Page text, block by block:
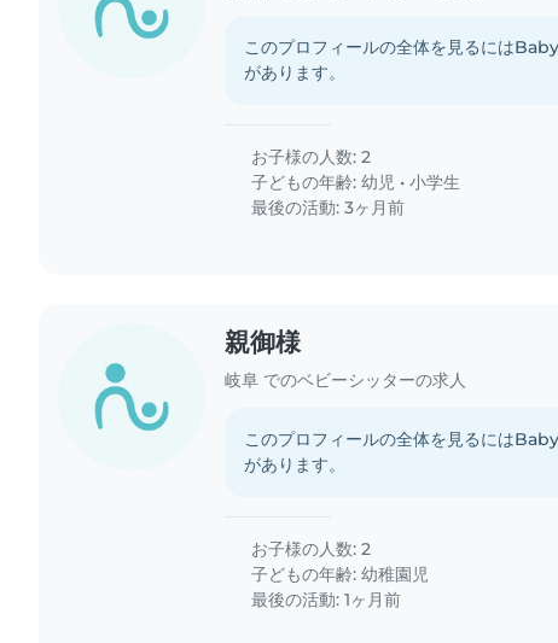
このプロフィールの全体を見るには
があります。
お子様の人数: 2
子どもの年齢:幼児 •小学生
最後の活動: 3ヶ月前
親御様
岐阜 でのベビーシッターの求人
このプロフィールの全体を見るには
があります。
お子様の人数: 2
子どもの年齢:幼稚園児
最後の活動: 1ヶ月前